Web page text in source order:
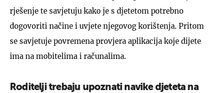
rješenje te savjetuju kako je s djetetom potrebno
dogovoriti načine i uvjete njegovog korištenja. Pritom
se savjetuje povremena provjera aplikacija koje dijete
ima na mobitelima i računalima.
Roditelji trebaju upoznati navike djeteta na